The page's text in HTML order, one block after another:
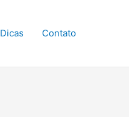
Dicas Contato